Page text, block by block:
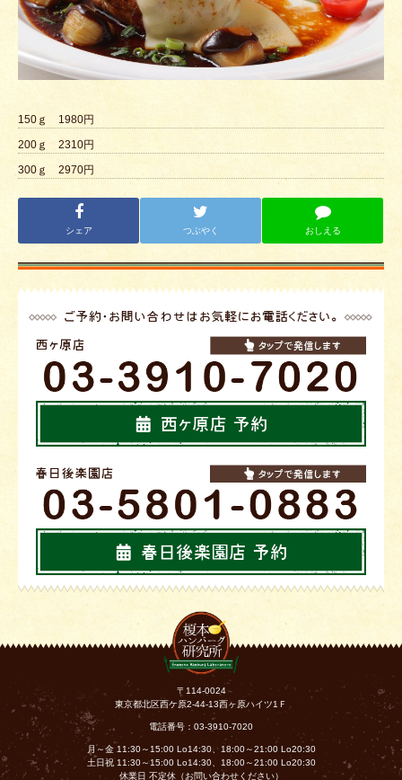
ハンバーグQ&A
ハンバーグレシピ
スタッフ募集
150ｇ 1980円
200ｇ 2310円
300ｇ 2970円
シェア つぶやく おしえる
〒114-0024
東京都北区西ケ原2-44-13西ヶ原ハイツ1Ｆ
電話番号：03-3910-7020
月～金 11:30～15:00 Lo14:30、18:00～21:00 Lo20:30
土日祝 11:30～15:00 Lo14:30、18:00～21:00 Lo20:30
休業日 不定休（お問い合わせください）